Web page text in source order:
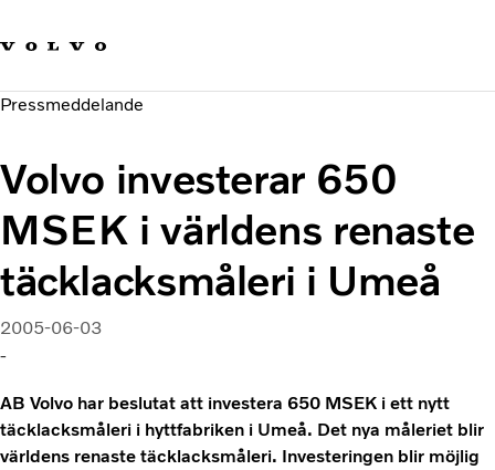
Hållbara transporter
Investerare
Pressmeddelande
Volvo investerar 650
MSEK i världens renaste
täcklacksmåleri i Umeå
2005-06-03
-
AB Volvo har beslutat att investera 650 MSEK i ett nytt
täcklacksmåleri i hyttfabriken i Umeå. Det nya måleriet blir
världens renaste täcklacksmåleri. Investeringen blir möjlig